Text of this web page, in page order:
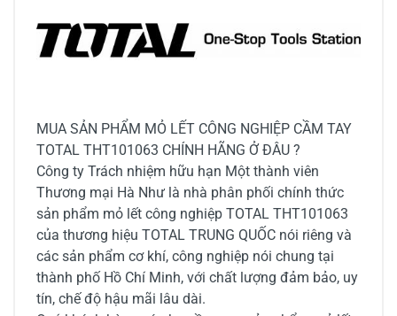
MUA SẢN PHẨM MỎ LẾT CÔNG NGHIỆP CẦM TAY
TOTAL THT101063 CHÍNH HÃNG Ở ĐÂU ?
Công ty Trách nhiệm hữu hạn Một thành viên
Thương mại Hà Như là nhà phân phối chính thức
sản phẩm mỏ lết công nghiệp TOTAL THT101063
của thương hiệu TOTAL TRUNG QUỐC nói riêng và
các sản phẩm cơ khí, công nghiệp nói chung tại
thành phố Hồ Chí Minh, với chất lượng đảm bảo, uy
tín, chế độ hậu mãi lâu dài.